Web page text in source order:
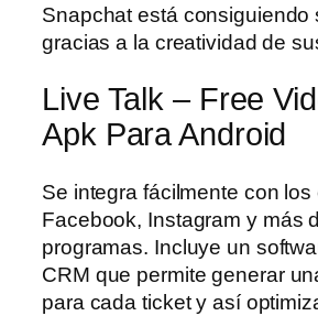
Snapchat está consiguiendo
gracias a la creatividad de
Live Talk – Free
Apk Para Android
Se integra fácilmente con los
Facebook, Instagram y más
programas. Incluye un
CRM que permite generar
para cada ticket y así